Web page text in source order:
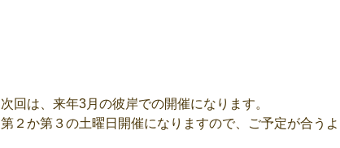
次回は、来年3月の彼岸での開催になります。
第２か第３の土曜日開催になりますので、ご予定が合う